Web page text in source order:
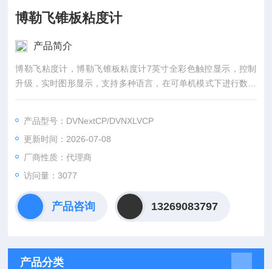
博勒飞锥板粘度计
产品简介
博勒飞粘度计，博勒飞锥板粘度计7英寸全彩色触控显示，控制
升级，实时图形显示，支持多种语言，在可单机模式下进行数据
分析.数学模型包括Casson，Bing-ham，Power Law，Thix Inde
产品型号：DVNextCP/DVNXLVCP
更新时间：2026-07-08
厂商性质：代理商
访问量：3077
产品咨询 13269083797
产品分类